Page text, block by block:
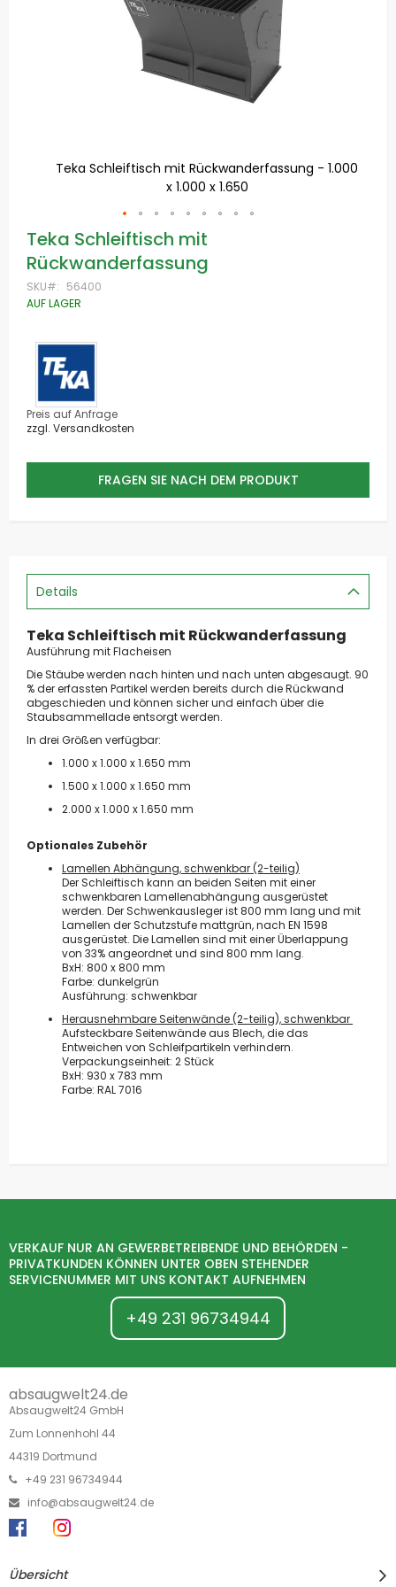
Teka Schleiftisch mit Rückwanderfassung - 1.000
x 1.000 x 1.650
Zum
Anfang
der
springen
Teka Schleiftisch mit
Rückwanderfassung
SKU
56400
AUF LAGER
Preis auf Anfrage
zzgl. Versandkosten
FRAGEN SIE NACH DEM PRODUKT
Details
Teka Schleiftisch mit Rückwanderfassung
Ausführung mit Flacheisen
Die Stäube werden nach hinten und nach unten abgesaugt. 90
% der erfassten Partikel werden bereits durch die Rückwand
abgeschieden und können sicher und einfach über die
Staubsammellade entsorgt werden.
In drei Größen verfügbar:
1.000 x 1.000 x 1.650 mm
1.500 x 1.000 x 1.650 mm
2.000 x 1.000 x 1.650 mm
Optionales Zubehör
Lamellen Abhängung, schwenkbar (2-teilig)
Der Schleiftisch kann an beiden Seiten mit einer
schwenkbaren Lamellenabhängung ausgerüstet
werden. Der Schwenkausleger ist 800 mm lang und mit
Lamellen der Schutzstufe mattgrün, nach EN 1598
ausgerüstet. Die Lamellen sind mit einer Überlappung
von 33% angeordnet und sind 800 mm lang.
BxH: 800 x 800 mm
Farbe: dunkelgrün
Ausführung: schwenkbar
Herausnehmbare Seitenwände (2-teilig), schwenkbar
Aufsteckbare Seitenwände aus Blech, die das
Entweichen von Schleifpartikeln verhindern.
Verpackungseinheit: 2 Stück
BxH: 930 x 783 mm
Farbe: RAL 7016
VERKAUF NUR AN GEWERBETREIBENDE UND BEHÖRDEN -
PRIVATKUNDEN KÖNNEN UNTER OBEN STEHENDER
SERVICENUMMER MIT UNS KONTAKT AUFNEHMEN
+49 231 96734944
absaugwelt24.de
Absaugwelt24 GmbH
Zum Lonnenhohl 44
44319 Dortmund
+49 231 96734944
info@absaugwelt24.de
Übersicht